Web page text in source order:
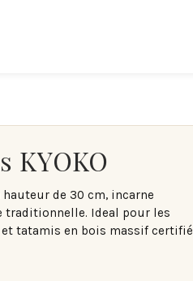
en un havre de paix.
KYOKO
hauteur de 30 cm, incarne
traditionnelle. Ideal pour les
tatamis en bois massif certifié